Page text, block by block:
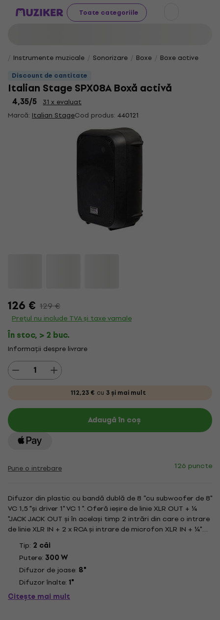
Toate categoriile
Instrumente muzicale Sonorizare Boxe
Boxe active
Discount de cantitate
Italian Stage SPX08A Boxă activă
4,35/5
31 x evaluat
Marcă: Italian StageCod produs: 440121
126 € 129 €
Prețul nu include TVA și taxe vamale
În stoc, > 2 buc.
Informații despre livrare
112,23 € cu 3 și mai mult
Adaugă în coș
Pune o intrebare 126 puncte
Difuzor din plastic cu bandă dublă de 8 ”cu subwoofer de 8"
VC 1,5 "și driver 1" VC 1 ". Oferă ieșire de linie XLR OUT + ¼
"JACK JACK OUT și în același timp 2 intrări din care o intrare
de linie XLR IN + 2 x RCA și intrare de microfon XLR IN + ¼"
JACK IN. Puterea RMS din clasa AB este de 120 + 30 W.
Răspunsul în frecvență este de 60 Hz-20 kHz și...
Tip: 2 căi
Putere: 300 W
Difuzor de joase: 8"
Difuzor înalte: 1"
Citește mai mult